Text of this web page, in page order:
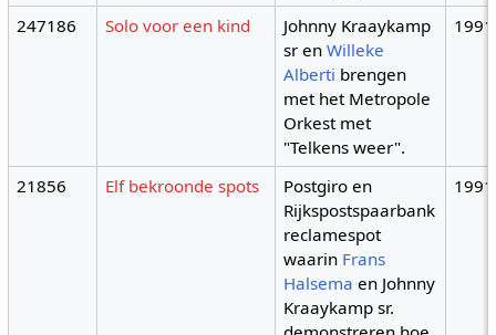
247186 Solo voor een kind
Johnny Kraaykamp
sr enWilleke
Alberti brengen
met het Metropole
Orkest met
"Telkens weer".
1991
21856 Elf bekroonde spots
Postgiro en
Rijkspostspaarbank
reclamespot
waarin Frans
Halsema en Johnny
Kraaykamp sr.
1991